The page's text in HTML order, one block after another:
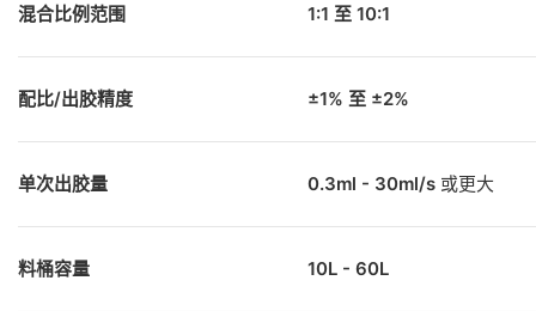
混合比例范围 1:1 至 10:1
配比/出胶精度 ±1% 至 ±2%
单次出胶量 0.3ml - 30ml/s 或更大
料桶容量 10L - 60L